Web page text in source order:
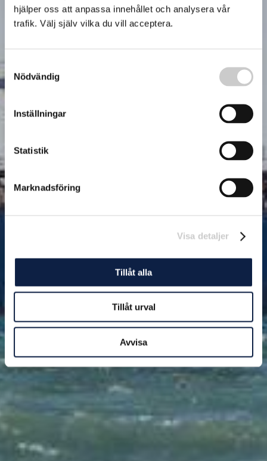
hjälper oss att anpassa innehållet och analysera vår
trafik. Välj själv vilka du vill acceptera.
Samtyckesval
Nödvändig
Inställningar
Statistik
Marknadsföring
Visa detaljer
Tillåt alla
Tillåt urval
Avvisa